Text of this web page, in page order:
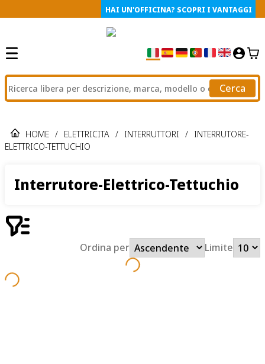
HAI UN'OFFICINA? SCOPRI I VANTAGGI
Cerca
HOME / ELETTRICITA / INTERRUTTORI / INTERRUTORE-
ELETTRICO-TETTUCHIO
Interrutore-Elettrico-Tettuchio
Ordina per Limite